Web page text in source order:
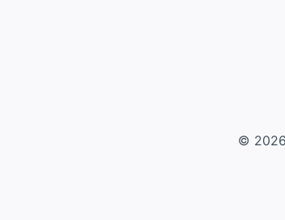
©